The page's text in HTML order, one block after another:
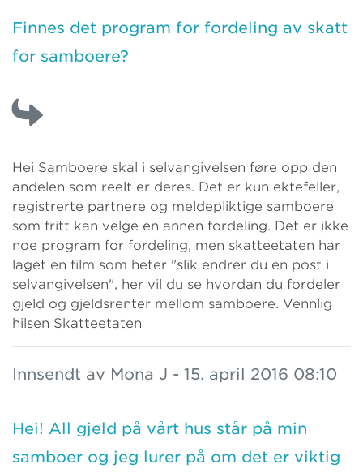
Finnes det program for fordeling av skatt
for samboere?
Hei Samboere skal i selvangivelsen føre opp den
andelen som reelt er deres. Det er kun ektefeller,
registrerte partnere og meldepliktige samboere
som fritt kan velge en annen fordeling. Det er ikke
noe program for fordeling, men skatteetaten har
laget en film som heter "slik endrer du en post i
selvangivelsen", her vil du se hvordan du fordeler
gjeld og gjeldsrenter mellom samboere. Vennlig
hilsen Skatteetaten
Innsendt av Mona J - 15. april 2016 08:10
Hei! All gjeld på vårt hus står på min
samboer og jeg lurer på om det er viktig